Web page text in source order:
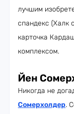
лучшим
спандекс (Халк
карточка
комплексом.
Йен
Никогда не
Сомерхолдер.